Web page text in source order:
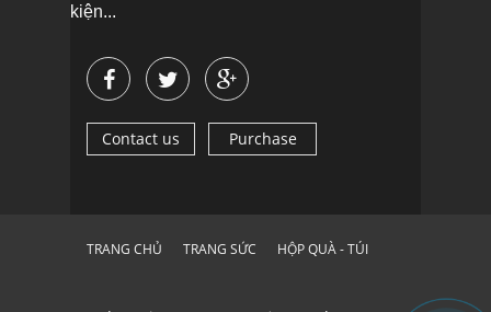
kiện...
Contact us Purchase
TRANG CHỦ TRANG SỨC HỘP QUÀ - TÚI